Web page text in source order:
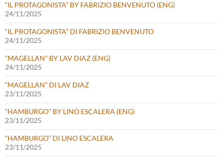
“IL PROTAGONISTA” BY FABRIZIO BENVENUTO (ENG)
24/11/2025
“IL PROTAGONISTA” DI FABRIZIO BENVENUTO
24/11/2025
“MAGELLAN” BY LAV DIAZ (ENG)
24/11/2025
“MAGELLAN” DI LAV DIAZ
23/11/2025
“HAMBURGO” BY LINO ESCALERA (ENG)
23/11/2025
“HAMBURGO” DI LINO ESCALERA
23/11/2025